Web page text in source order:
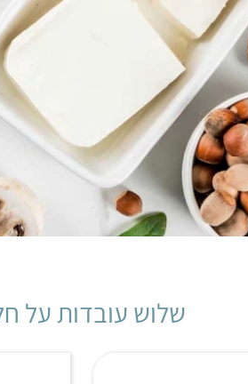
שלוש עובדות על